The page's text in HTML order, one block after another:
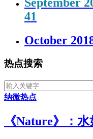
41
October
热点搜索
纳微热点
《​Nature》：